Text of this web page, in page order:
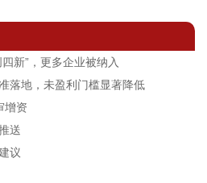
新”，更多企业被纳入
落地，未盈利门槛显著降低
增资
送
议